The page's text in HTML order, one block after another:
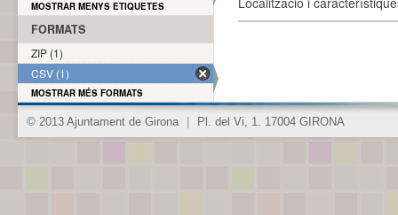
MOSTRAR MENYS ETIQUETES
FORMATS
ZIP (1)
CSV (1)
MOSTRAR MÉS FORMATS
© 2013 Ajuntament de Girona Pl. del Vi, 1. 17004 GIRONA